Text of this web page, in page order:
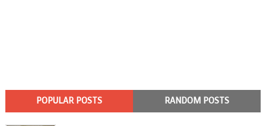
POPULAR POSTS RANDOM POSTS